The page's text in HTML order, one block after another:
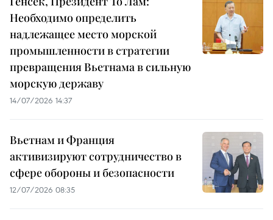
Необходимо определить
надлежащее место морской
промышленности в стратегии
превращения Вьетнама в сильную
морскую державу
14/07/2026 14:37
Вьетнам и Франция
активизируют сотрудничество в
сфере обороны и безопасности
12/07/2026 08:35